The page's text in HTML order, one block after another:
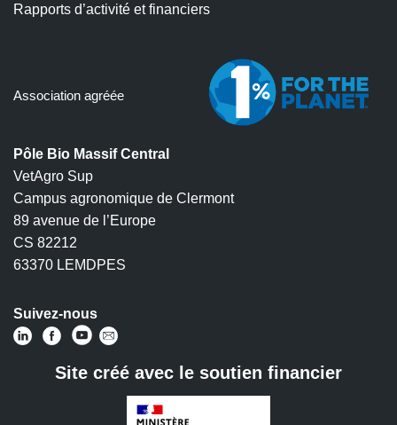
Rapports d’activité et financiers
Association agréée
Pôle Bio Massif Central
VetAgro Sup
Campus agronomique de Clermont
89 avenue de l’Europe
CS 82212
63370 LEMDPES
Suivez-nous
Site créé avec le soutien financier